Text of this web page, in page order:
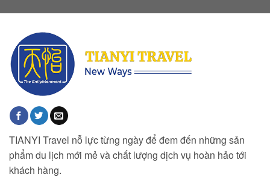
TIANYI Travel nỗ lực từng ngày để đem đến những sản
phẩm du lịch mới mẻ và chất lượng dịch vụ hoàn hảo tới
khách hàng.